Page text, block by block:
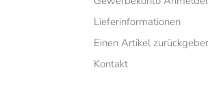
Lieferinformationen
Einen Artikel
Kontakt